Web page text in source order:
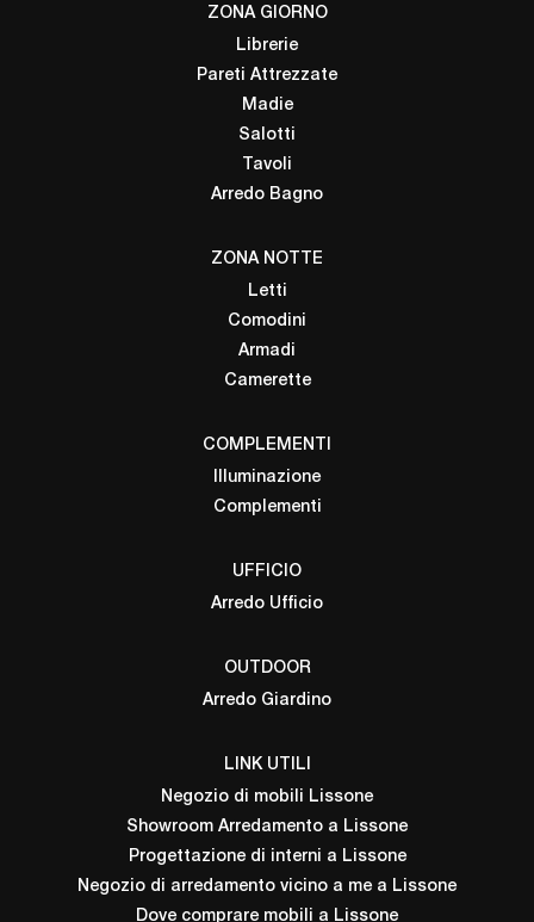
ZONA GIORNO
Librerie
Pareti Attrezzate
Madie
Salotti
Tavoli
Arredo Bagno
ZONA NOTTE
Letti
Comodini
Armadi
Camerette
COMPLEMENTI
Illuminazione
Complementi
UFFICIO
Arredo Ufficio
OUTDOOR
Arredo Giardino
LINK UTILI
Negozio di mobili Lissone
Showroom Arredamento a Lissone
Progettazione di interni a Lissone
Negozio di arredamento vicino a me a Lissone
Dove comprare mobili a Lissone